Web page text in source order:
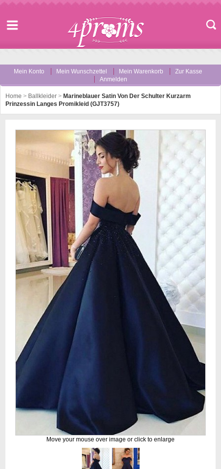
Mein Konto Mein Wunschzettel Mein Warenkorb
Zur Kasse
Anmelden
Home > Ballkleider > Marineblauer Satin Von Der Schulter Kurzarm
Prinzessin Langes Promikleid (GJT3757)
Move your mouse over image or click to enlarge